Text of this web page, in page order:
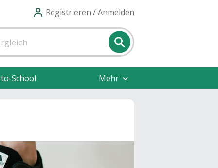
Registrieren / Anmelden
School Mehr